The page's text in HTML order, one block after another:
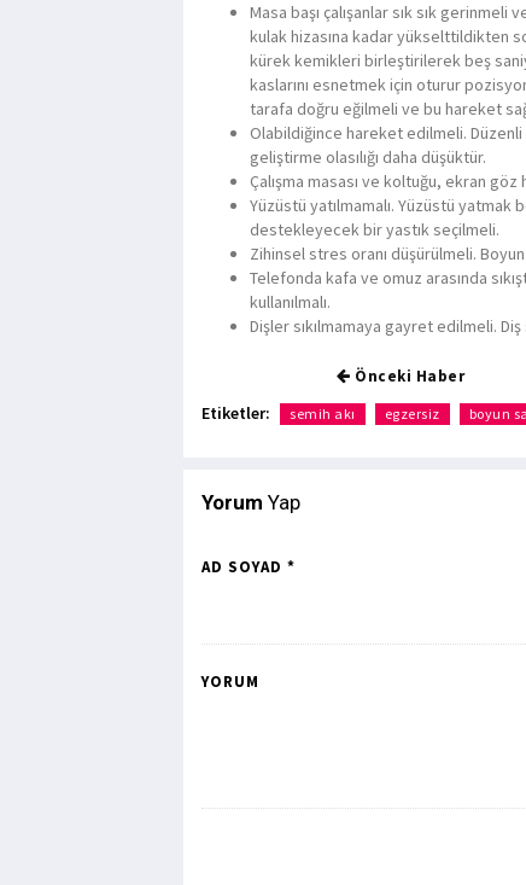
Masa başı çalışanlar sık sık
kulak hizasına kadar yükselttildikten
kürek kemikleri birleştirilerek beş
kaslarını esnetmek için oturur
tarafa doğru eğilmeli ve bu hareket
Olabildiğince hareket edilmeli.
geliştirme olasılığı daha düşüktür.
Çalışma masası ve koltuğu, ekran
Yüzüstü yatılmamalı. Yüzüstü yatmak
destekleyecek bir yastık seçilmeli.
Zihinsel stres oranı düşürülmeli.
Telefonda kafa ve omuz arasında
kullanılmalı.
Dişler sıkılmamaya gayret edilmeli.
Önceki Haber
Etiketler: semih akı egzersiz boyun
Yorum Yap
AD SOYAD *
YORUM